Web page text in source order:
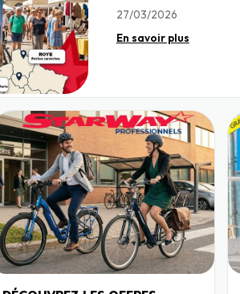
27/03/2026
En savoir plus